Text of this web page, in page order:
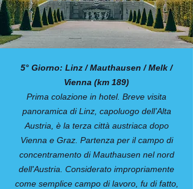
5° Giorno: Linz / Mauthausen / Melk /
Vienna (km 189)
Prima colazione in hotel. Breve visita
panoramica di Linz, capoluogo dell’Alta
Austria, è la terza città austriaca dopo
Vienna e Graz. Partenza per il campo di
concentramento di Mauthausen nel nord
dell'Austria. Considerato impropriamente
come semplice campo di lavoro, fu di fatto,